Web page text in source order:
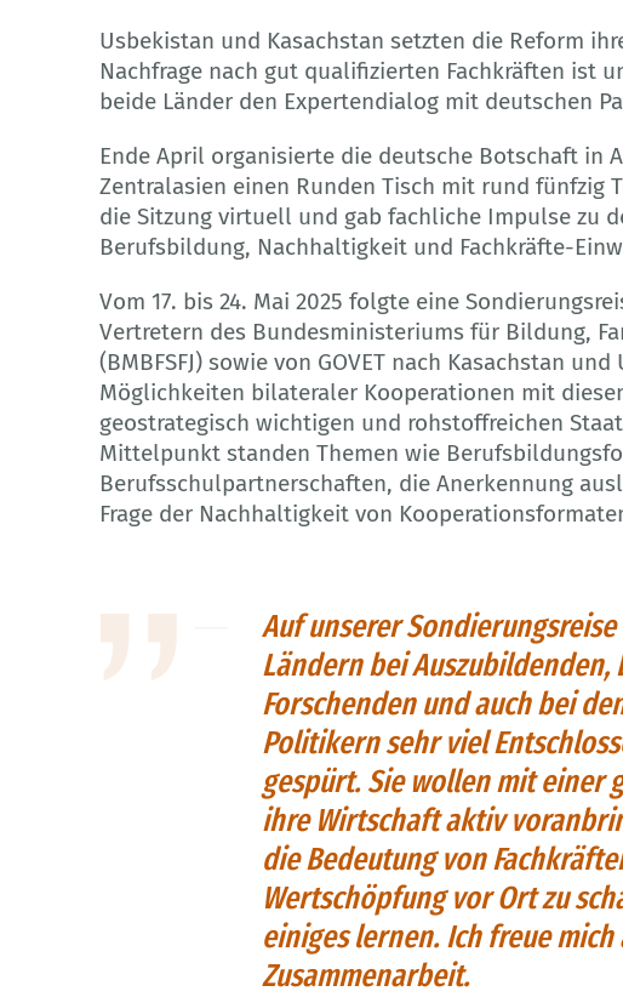
Usbekistan und Kasachstan setzten die Reform
Nachfrage nach gut qualifizierten Fachkräften ist
beide Länder den Expertendialog mit deutschen
Ende April organisierte die deutsche Botschaft in
Zentralasien einen Runden Tisch mit rund fünfzig
die Sitzung virtuell und gab fachliche Impulse zu
Berufsbildung, Nachhaltigkeit und Fachkräfte-
Vom 17. bis 24. Mai 2025 folgte eine
Vertretern des Bundesministeriums für Bildung,
(BMBFSFJ) sowie von GOVET nach Kasachstan
Möglichkeiten bilateraler Kooperationen mit
geostrategisch wichtigen und rohstoffreichen
Mittelpunkt standen Themen wie
Berufsschulpartnerschaften, die Anerkennung
Frage der Nachhaltigkeit von
Auf unserer
Ländern bei Auszubildenden,
Forschenden und auch bei
Politikern sehr viel
gespürt. Sie wollen mit einer
ihre Wirtschaft aktiv
die Bedeutung von
Wertschöpfung vor Ort zu
einiges lernen. Ich freue
Zusammenarbeit.